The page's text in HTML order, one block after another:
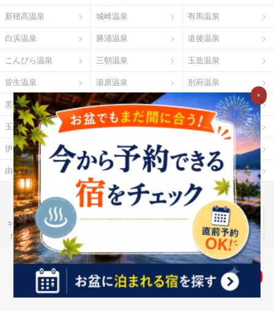
新穂高温泉 城崎温泉 有馬温泉
白浜温泉 勝浦温泉 道後温泉
こんぴら温泉 三朝温泉 玉造温泉
皆生温泉 湯原温泉 別府温泉
黒川温泉 霧島温泉 酸ヶ湯温泉
玉川温泉 日光湯元温泉 箱根温泉
伊勢・鳥羽温泉 志摩温泉 大歩危祖谷温泉
由布院温泉 熱海温泉 指宿温泉
お湯たびとは ご利用ガイド Ｇポイント
Ｇランキング だれどこ
わたしと、暮らし。
キテミヨ
ベストオイシー カウナラ
ミツケヨ
たびゆかし
Ｇ-Ranking 推し活 ハーブ酒のススメ
×